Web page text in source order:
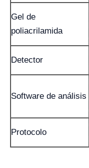
Gel de
poliacrilamida
Detector
Software de análisis
Protocolo